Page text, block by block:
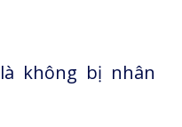
không bị nhân